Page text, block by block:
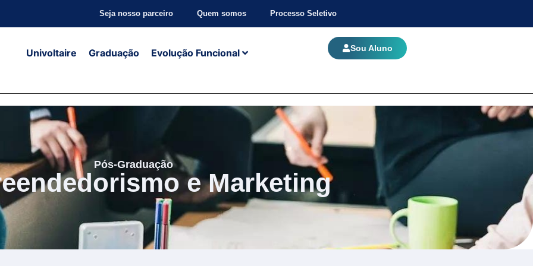
Seja nosso parceiro Quem somos Processo Seletivo
Univoltaire Graduação Evolução Funcional Sou Aluno
Pós-Graduação
e Marketing